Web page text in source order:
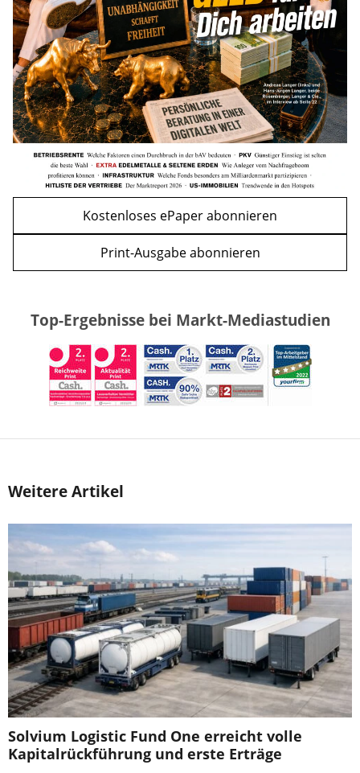
WEITERE ARTIKEL
zurückweiter
mehr
Kostenloses ePaper abonnieren
Print-Ausgabe abonnieren
Top-Ergebnisse bei Markt-Mediastudien
Weitere Artikel
Solvium Logistic Fund One erreicht volle
Kapitalrückführung und erste Erträge